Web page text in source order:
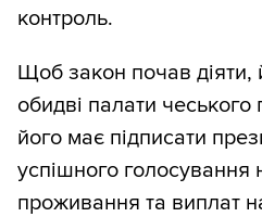
контроль.
Щоб закон почав діяти,
обидві палати чеського
його має підписати
успішного голосування
проживання та виплат